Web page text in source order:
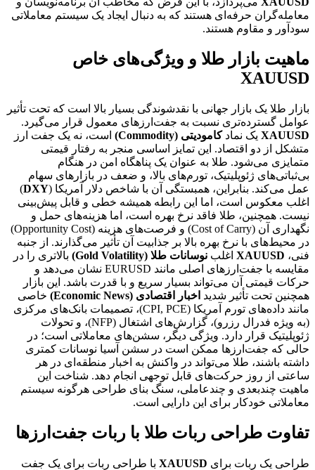
معامله‌گران حرفه‌ای هستند که به دنبال ایجاد یک سیستم معاملاتی
سودآور و مقاوم هستند.
ماهیت بازار طلا و ویژگی‌های خاص
XAUUSD
بازار طلا یک بازار جهانی با نقدشوندگی بسیار بالا است که تحت تأثیر
عوامل گسترده‌تری نسبت به جفت‌ارزهای معمول قرار می‌گیرد.
XAUUSD یک نمادکامودیتی (Commodity)
است، نه یک جفت ارز
متشکل از دو اقتصاد. این تمایز اساسی منجر به رفتار قیمتی
متمایزی می‌شود. طلا به عنوان یک پناهگاه امن در هنگام
بی‌ثباتی‌های ژئوپلیتیک، تورم‌های بالا، و ضعف در بازارهای سهام
عمل می‌کند. بنابراین، همبستگی آن با شاخص دلار آمریکا (DXY
)
اغلب معکوس است، اما این رابطه همیشه خطی و قابل پیش‌بینی
نیست. همچنین، طلا فاقد نرخ بهره است، اما هزینه‌های حمل و
نگهداری آن (Cost of Carry) و فرصت‌های هزینه (Opportunity Cost)
در محیط‌های با نرخ بهره بالا بر جذابیت آن تأثیر می‌گذارند. از جنبه
فنی، XAUUSD اغلب نوسانات طلا (Gold Volatility)
بالاتری را در
مقایسه با جفت‌ارزهای اصلی مانند EURUSD نشان می‌دهد و
حرکات قیمتی آن می‌تواند بسیار سریع و با قدرت باشد. این بازار
همچنین تحت تأثیر شدید اخبار اقتصادی (Economic News)
خاصی
مانند داده‌های تورم آمریکا (CPI, PCE)، تصمیمات بانک‌های مرکزی
(به ویژه فدرال رزرو)، گزارش‌های اشتغال (NFP)، و تحولات
ژئوپلیتیک قرار دارد. ویژگی دیگر، سشن‌های معاملاتی است؛ در
حالی که جفت‌ارزها ممکن است در سشن آسیا نوسانات کمتری
داشته باشند، طلا می‌تواند در واکنش به اخبار منطقه‌ای در هر
ساعتی از روز حرکت‌های قابل توجهی انجام دهد. شناخت این
ماهیت چندبعدی و چندعاملی، سنگ بنای طراحی هرگونه سیستم
معاملاتی خودکار برای این دارایی است.
تفاوت طراحی ربات طلا با ربات جفت‌ارزها
طراحی یک ربات برای XAUUSD با طراحی ربات برای یک جفت